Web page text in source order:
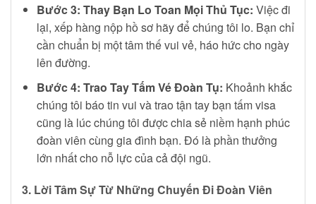
Bước 3: Thay Bạn Lo Toan Mọi Thủ Tục: Việc đi
lại, xếp hàng nộp hồ sơ hãy để chúng tôi lo. Bạn chỉ
cần chuẩn bị một tâm thế vui vẻ, háo hức cho ngày
lên đường.
Bước 4: Trao Tay Tấm Vé Đoàn Tụ: Khoảnh khắc
chúng tôi báo tin vui và trao tận tay bạn tấm visa
cũng là lúc chúng tôi được chia sẻ niềm hạnh phúc
đoàn viên cùng gia đình bạn. Đó là phần thưởng
lớn nhất cho nỗ lực của cả đội ngũ.
3. Lời Tâm Sự Từ Những Chuyến Đi Đoàn Viên